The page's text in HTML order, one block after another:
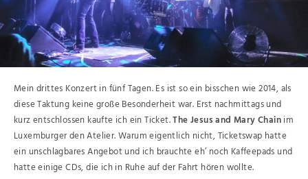
Mein drittes Konzert in fünf Tagen. Es ist so ein bisschen wie 2014, als
diese Taktung keine große Besonderheit war. Erst nachmittags und
kurz entschlossen kaufte ich ein Ticket.The Jesus and Mary Chainim
Luxemburger den Atelier. Warum eigentlich nicht, Ticketswap hatte
ein unschlagbares Angebot und ich brauchte eh’ noch Kaffeepads und
hatte einige CDs, die ich in Ruhe auf der Fahrt hören wollte.